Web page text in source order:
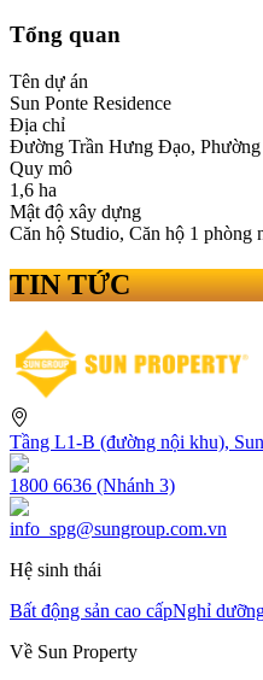
Tổng quan
Tên dự án
Sun Ponte Residence
Địa chỉ
Đường Trần Hưng Đạo,
Quy mô
1,6 ha
Mật độ xây dựng
Căn hộ Studio, Căn hộ 1 phòng
TIN TỨC
Tầng L1-B (đường nội khu),
1800 6636 (Nhánh 3)
info_spg@sungroup.com.vn
Hệ sinh thái
Bất động sản cao cấpNghỉ
Về Sun Property